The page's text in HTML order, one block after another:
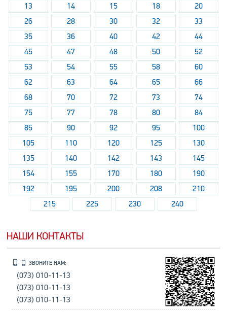
13
14 15 18
20
26
28 30 32
33
35
36 40 42
44
45
47 48 50
52
53
54 55 58
60
62
63 64 65
66
68
70 72 73
74
75
77 78 80
84
85
90 92 95
100
105
110 120 125
130
135
140 142 143
145
154
155 170 180
190
192
195 200 208
210
215
225 230 240
НАШИ КОНТАКТЫ
ЗВОНИТЕ НАМ:
(073) 010-11-13
(073) 010-11-13
(073) 010-11-13